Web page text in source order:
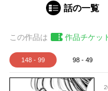
話の一覧
この作品は 作品チケッ
148 - 99 98 - 49